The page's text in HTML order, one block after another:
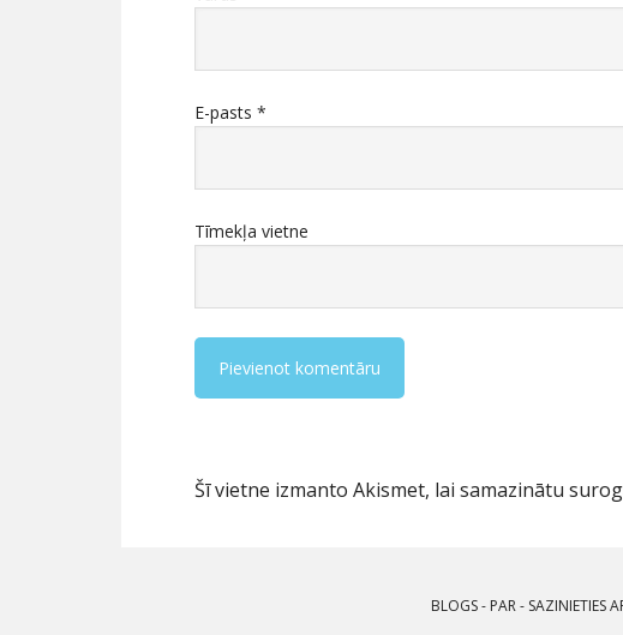
E-pasts *
Tīmekļa vietne
Šī vietne izmanto Akismet, lai samazinātu
BLOGS- PAR- SAZINIETIES